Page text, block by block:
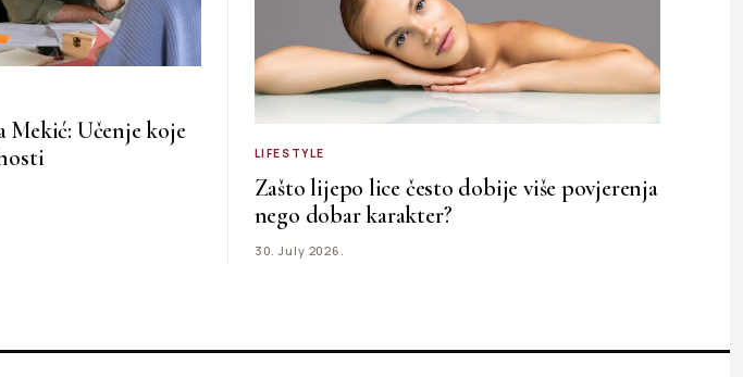
Mekić: Učenje koje
LIFESTYLE
Zašto lijepo lice često dobije više povjerenja
nego dobar karakter?
30. July 2026.